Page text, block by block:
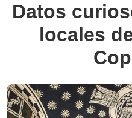
Datos
locales